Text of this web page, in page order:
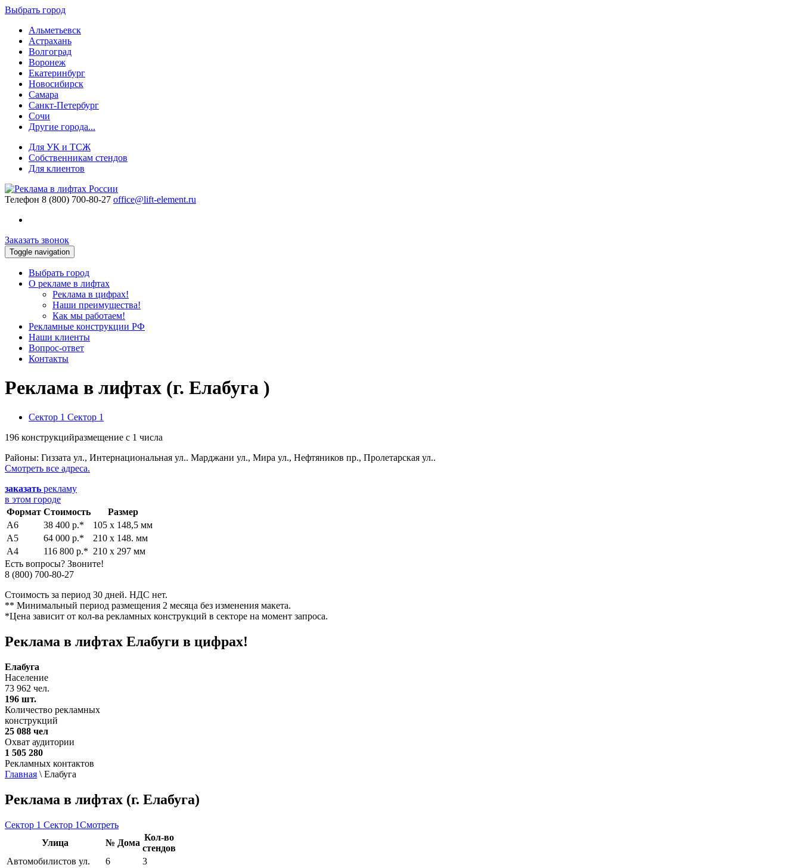
Выбрать город
Альметьевск
Астрахань
Волгоград
Воронеж
Екатеринбург
Новосибирск
Самара
Санкт-Петербург
Сочи
Другие города...
Для УК и ТСЖ
Собственникам стендов
Для клиентов
Телефон 8 (800) 700-80-27 office@lift-element.ru
Заказать звонок
Toggle navigation
Выбрать город
О рекламе в лифтах
Реклама в цифрах!
Наши преимущества!
Как мы работаем!
Рекламные конструкции РФ
Наши клиенты
Вопрос-ответ
Контакты
Реклама в лифтах (г. Елабуга )
Сектор 1 Сектор 1
196 конструкцийразмещение с 1 числа
Районы: Гиззата ул., Интернациональная ул.. Марджани ул., Мира ул., Нефтяников пр., Пролетарская ул..
Смотреть все адреса.
заказать рекламу
в этом городе
Формат Стоимость
Размер
А6
38 400 р.*
105 х 148,5 мм
А5
64 000 р.*
210 х 148. мм
А4
116 800 р.* 210 х 297 мм
Есть вопросы? Звоните!
8 (800) 700-80-27
Стоимость за период 30 дней. НДС нет.
** Минимальный период размещения 2 месяца без изменения макета.
*Цена зависит от кол-ва рекламных конструкций в секторе на момент запроса.
Реклама в лифтах Елабуги в цифрах!
Елабуга
Население
73 962 чел.
196 шт.
Количество рекламных
конструкций
25 088 чел
Охват аудитории
1 505 280
Рекламных контактов
Главная \ Елабуга
Реклама в лифтах (г. Елабуга)
Сектор 1 Сектор 1Смотреть
Улица
№ Дома
Кол-во
стендов
Автомобилистов ул.
6
3